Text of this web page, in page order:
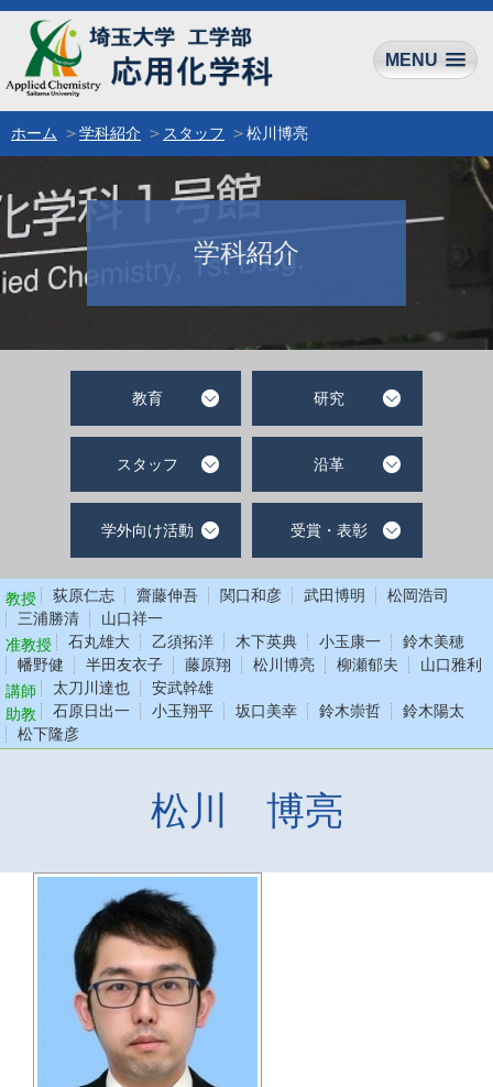
MENU
ホーム 学科紹介 スタッフ 松川博亮
学科紹介
教育 研究
スタッフ 沿革
学外向け活動 受賞・表彰
教授 荻原仁志 齋藤伸吾 関口和彦 武田博明
松岡浩司
三浦勝清
山口祥一
准教授
石丸雄大 乙須拓洋 木下英典 小玉康一
鈴木美穂
幡野健
半田友衣子 藤原翔 松川博亮 柳瀬郁夫
山口雅利
講師
太刀川達也
安武幹雄
助教
石原日出一 小玉翔平 坂口美幸 鈴木崇哲
鈴木陽太
松下隆彦
松川 博亮